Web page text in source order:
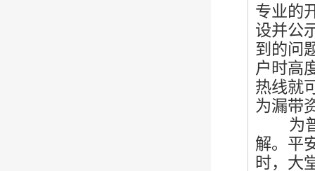
专业的
设并公
到的问
户时高
热线就
为漏带
为普
解。平
时，大